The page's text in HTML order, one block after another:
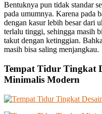
Bentuknya pun tidak standar
pada umumnya. Karena pada
dengan kasur lebih besar dari
terlalu tinggi, sehingga masih
takut dengan ketinggian.
masih bisa saling menjangkau.
Tempat Tidur Tingkat
Minimalis Modern